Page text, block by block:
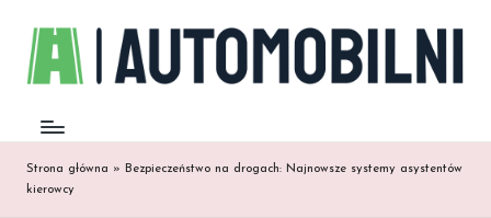
Strona główna »
Bezpieczeństwo na drogach: Najnowsze systemy asystentów
kierowcy